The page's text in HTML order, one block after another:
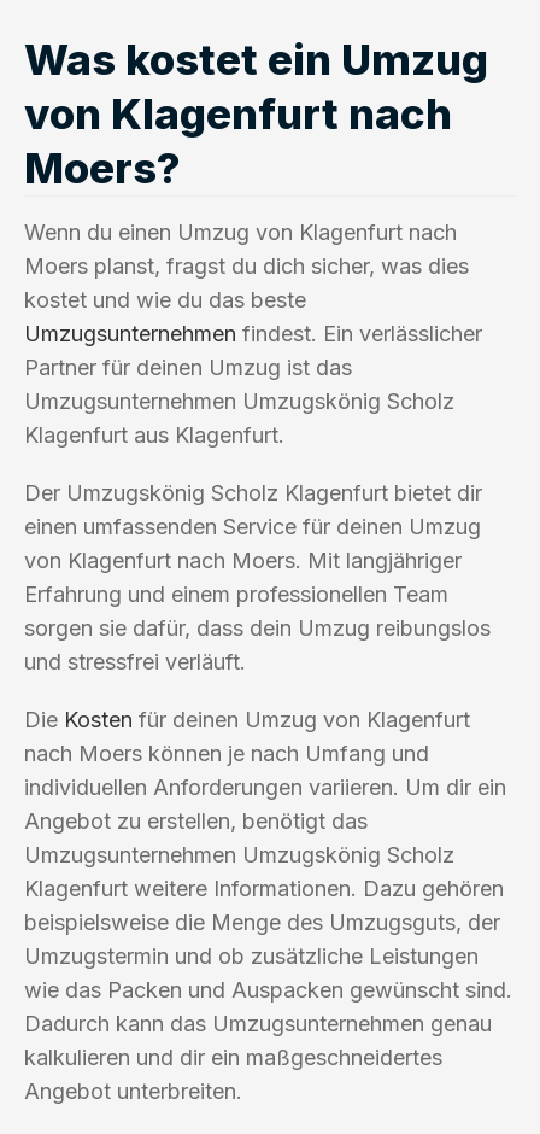
Was kostet ein Umzug
von Klagenfurt nach
Moers?
Wenn du einen Umzug von Klagenfurt nach
Moers planst, fragst du dich sicher, was dies
kostet und wie du das beste
Umzugsunternehmen findest. Ein verlässlicher
Partner für deinen Umzug ist das
Umzugsunternehmen Umzugskönig Scholz
Klagenfurt aus Klagenfurt.
Der Umzugskönig Scholz Klagenfurt bietet dir
einen umfassenden Service für deinen Umzug
von Klagenfurt nach Moers. Mit langjähriger
Erfahrung und einem professionellen Team
sorgen sie dafür, dass dein Umzug reibungslos
und stressfrei verläuft.
Die Kosten für deinen Umzug von Klagenfurt
nach Moers können je nach Umfang und
individuellen Anforderungen variieren. Um dir ein
Angebot zu erstellen, benötigt das
Umzugsunternehmen Umzugskönig Scholz
Klagenfurt weitere Informationen. Dazu gehören
beispielsweise die Menge des Umzugsguts, der
Umzugstermin und ob zusätzliche Leistungen
wie das Packen und Auspacken gewünscht sind.
Dadurch kann das Umzugsunternehmen genau
kalkulieren und dir ein maßgeschneidertes
Angebot unterbreiten.